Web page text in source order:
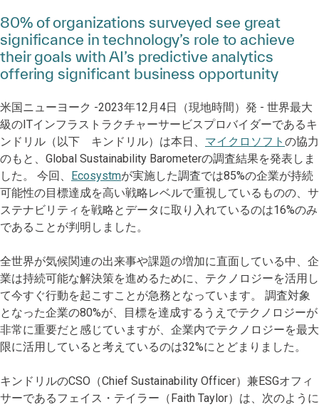
80% of organizations surveyed see great
significance in technology’s role to achieve
their goals with AI’s predictive analytics
offering significant business opportunity
米国ニューヨーク -2023年12月4日（現地時間）発 - 世界最大
級のITインフラストラクチャーサービスプロバイダーであるキ
ンドリル（以下 キンドリル）は本日、 マイクロソフト の協力
のもと、Global Sustainability Barometerの調査結果を発表しま
した。 今回、 Ecosystmが実施した調査では85%の企業が持続
可能性の目標達成を高い戦略レベルで重視しているものの、サ
ステナビリティを戦略とデータに取り入れているのは16%のみ
であることが判明しました。
全世界が気候関連の出来事や課題の増加に直面している中、企
業は持続可能な解決策を進めるために、テクノロジーを活用し
て今すぐ行動を起こすことが急務となっています。 調査対象
となった企業の80%が、目標を達成するうえでテクノロジーが
非常に重要だと感じていますが、企業内でテクノロジーを最大
限に活用していると考えているのは32%にとどまりました。
キンドリルのCSO（Chief Sustainability Officer）兼ESGオフィ
サーであるフェイス・テイラー（Faith Taylor）は、次のように